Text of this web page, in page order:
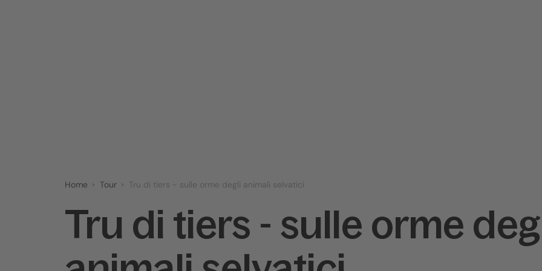
Home Tour Tru di tiers - sulle orme degli animali selvatici
Tru di tiers - sulle orme